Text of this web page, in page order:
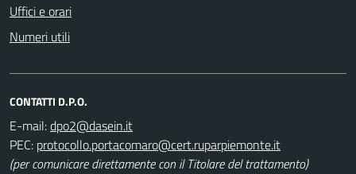
Uffici e orari
Numeri utili
CONTATTI D.P.O.
E-mail:
PEC:
(per comunicare direttamente con il Titolare del trattamento)